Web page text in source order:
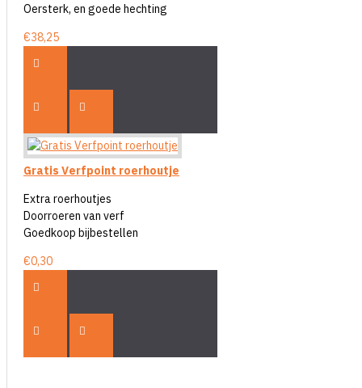
Oersterk, en goede hechting
€38,25
Gratis Verfpoint roerhoutje
Extra roerhoutjes
Doorroeren van verf
Goedkoop bijbestellen
€0,30